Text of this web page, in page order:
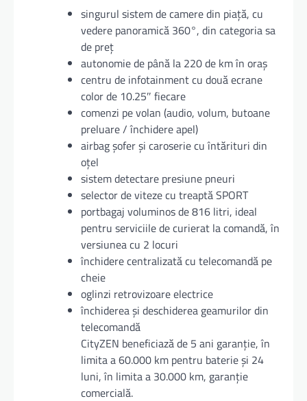
singurul sistem de camere din piață, cu
vedere panoramică 360°, din categoria sa
de preț
autonomie de până la 220 de km în oraș
centru de infotainment cu două ecrane
color de 10.25″ fiecare
comenzi pe volan (audio, volum, butoane
preluare / închidere apel)
airbag șofer și caroserie cu întărituri din
oțel
sistem detectare presiune pneuri
selector de viteze cu treaptă SPORT
portbagaj voluminos de 816 litri, ideal
pentru serviciile de curierat la comandă, în
versiunea cu 2 locuri
închidere centralizată cu telecomandă pe
cheie
oglinzi retrovizoare electrice
închiderea și deschiderea geamurilor din
telecomandă
CityZEN beneficiază de 5 ani garanție, în
limita a 60.000 km pentru baterie și 24
luni, în limita a 30.000 km, garanție
comercială.